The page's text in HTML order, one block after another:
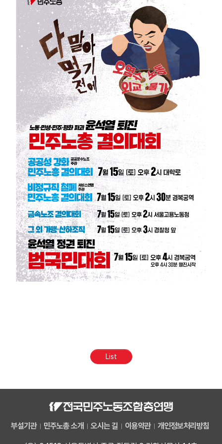
List
부설기관 민주노총 소개 오시는 길 이용약관 개인정보처리방침
부설기관
업무